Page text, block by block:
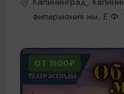
филармония им. Е.Ф.
ОТ 1500₽